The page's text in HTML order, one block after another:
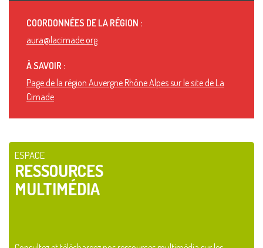
COORDONNÉES DE LA RÉGION :
aura@lacimade.org
À SAVOIR :
Page de la région Auvergne Rhône Alpes sur le site de La
Cimade
ESPACE
RESSOURCES
MULTIMÉDIA